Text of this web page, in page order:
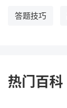
答题技巧
热门百科